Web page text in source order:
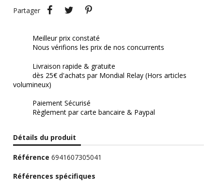
Partager
PartagerTweet
Meilleur prix constaté
Nous vérifions les prix de nos concurrents
Livraison rapide & gratuite
dès 25€ d'achats par Mondial Relay (Hors articles
volumineux)
Paiement Sécurisé
Règlement par carte bancaire & Paypal
Détails du produit
Référence 6941607305041
Références spécifiques